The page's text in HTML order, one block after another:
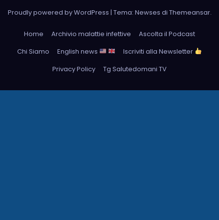
Proudly powered by WordPress | Tema: Newses di Themeansar.
Home Archivio malattie infettive
Ascolta il Podcast
Chi Siamo
English news
Iscriviti alla Newsletter
Privacy Policy
Tg Salutedomani TV